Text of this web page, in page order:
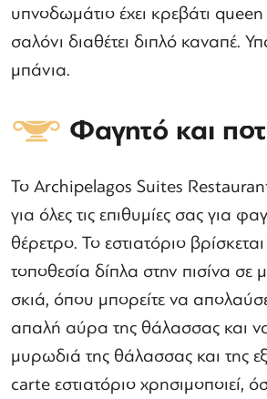
υπνοδωμάτιο έχει κρεβάτι
σαλόνι διαθέτει διπλό καναπέ.
μπάνια.
Φαγητό και
Το Archipelagos Suites
για όλες τις επιθυμίες σας για
θέρετρο. Το εστιατόριο
τοποθεσία δίπλα στην πισίνα σε
σκιά, όπου μπορείτε να
απαλή αύρα της θάλασσας και
μυρωδιά της θάλασσας και της
carte εστιατόριο χρησιμοποιεί,